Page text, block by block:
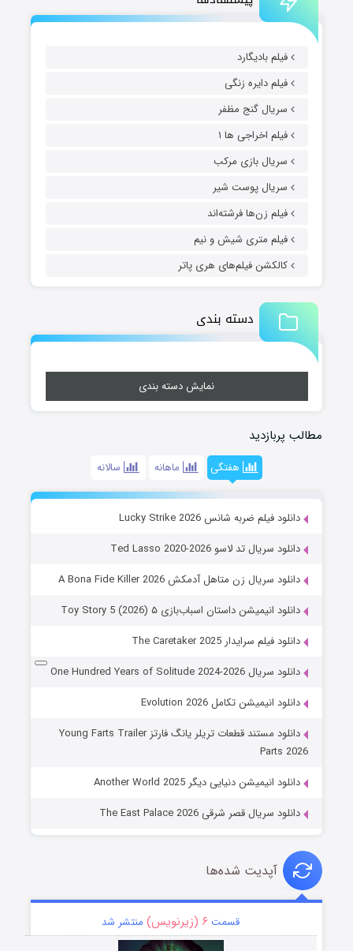
فیلم بادیگارد
فیلم دایره زنگی
سریال گنج مظفر
فیلم اخراجی ها ۱
سریال بازی مرکب
سریال پوست شیر
فیلم زن‌ها فرشته‌اند
فیلم متری شیش و نیم
کالکشن فیلم‌های هری پاتر
دسته بندی
نمایش دسته بندی
مطالب پربازدید
هفتگی ماهانه سالانه
دانلود فیلم ضربه شانس Lucky Strike 2026
دانلود سریال تد لاسو Ted Lasso 2020-2026
دانلود سریال زن متاهل آدمکش A Bona Fide Killer 2026
دانلود انیمیشن داستان اسباب‌بازی ۵ Toy Story 5 (2026)
دانلود فیلم سرایدار The Caretaker 2025
دانلود سریال One Hundred Years of Solitude 2024-2026
دانلود انیمیشن تکامل Evolution 2026
دانلود مستند قطعات تریلر یانگ فارتز Young Farts Trailer
Parts 2026
دانلود انیمیشن دنیایی دیگر Another World 2025
دانلود سریال قصر شرقی The East Palace 2026
آپدیت شده‌ها
قسمت ۶ (زیرنویس) منتشر شد